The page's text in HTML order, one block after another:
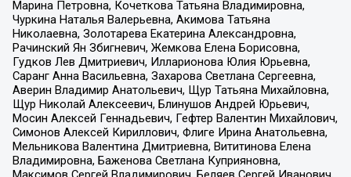
Марина Петровна, Кочеткова Татьяна Владимировна,
Чуркина Наталья Валерьевна, Акимова Татьяна
Николаевна, Золотарева Екатерина Александровна,
Рачинский Ян Збигневич, Жемкова Елена Борисовна,
Гудков Лев Дмитриевич, Илларионова Юлия Юрьевна,
Саранг Анна Васильевна, Захарова Светлана Сергеевна,
Аверин Владимир Анатольевич, Щур Татьяна Михайловна,
Щур Николай Алексеевич, Блинушов Андрей Юрьевич,
Мосин Алексей Геннадьевич, Гефтер Валентин Михайлович,
Симонов Алексей Кириллович, Флиге Ирина Анатольевна,
Мельникова Валентина Дмитриевна, Вититинова Елена
Владимировна, Баженова Светлана Куприяновна,